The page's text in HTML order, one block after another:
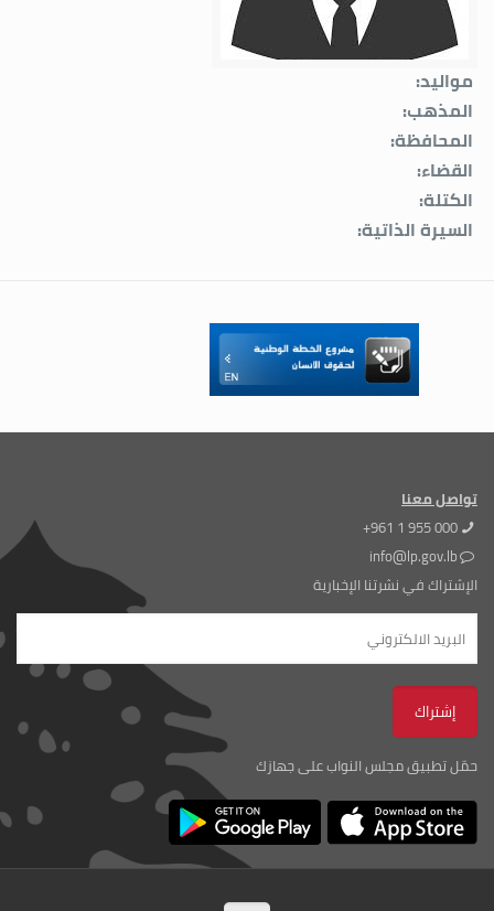
مواليد:
المذهب:
المحافظة:
القضاء:
الكتلة:
السيرة الذاتية:
تواصل معنا
+961 1 955 000
info@lp.gov.lb
الإشتراك في نشرتنا الإخبارية
حمّل تطبيق مجلس النواب على جهازك